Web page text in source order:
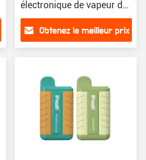
électronique de vapeur de
souffles du goût 30000
Obtenez le meilleur prix